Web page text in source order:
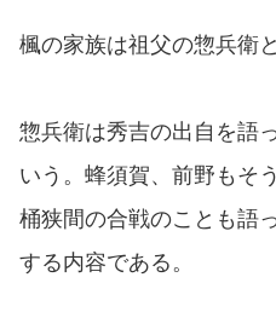
楓の家族は祖父の惣兵衛
惣兵衛は秀吉の出自を語
いう。蜂須賀、前野もそ
桶狭間の合戦のことも語
する内容である。